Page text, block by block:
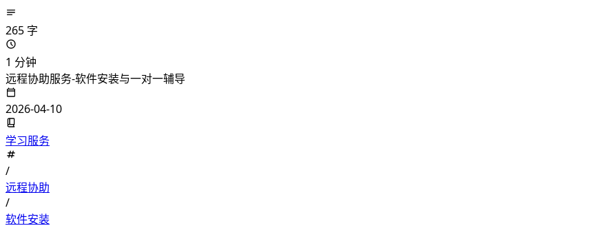
265 字
1 分钟
远程协助服务-软件安装与一对一辅导
2026-04-10
学习服务
/
远程协助
/
软件安装